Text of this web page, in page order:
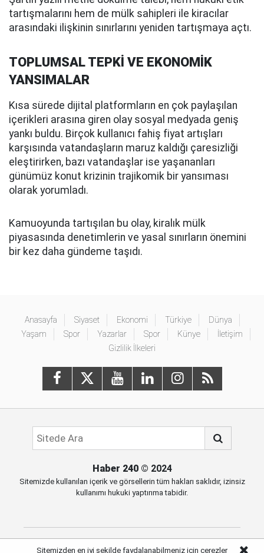
tartışmalarını hem de mülk sahipleri ile kiracılar
arasındaki ilişkinin sınırlarını yeniden tartışmaya açtı.
TOPLUMSAL TEPKİ VE EKONOMİK
YANSIMALAR
Kısa sürede dijital platformların en çok paylaşılan
içerikleri arasına giren olay sosyal medyada geniş
yankı buldu. Birçok kullanıcı fahiş fiyat artışları
karşısında vatandaşların maruz kaldığı çaresizliği
eleştirirken, bazı vatandaşlar ise yaşananları
günümüz konut krizinin trajikomik bir yansıması
olarak yorumladı.
Kamuoyunda tartışılan bu olay, kiralık mülk
piyasasında denetimlerin ve yasal sınırların önemini
bir kez daha gündeme taşıdı.
Anasayfa Siyaset Ekonomi Türkiye
Dünya
Yaşam
Spor Yazarlar Spor Künye
İletişim
Gizlilik İlkeleri
Haber 240© 2024
Sitemizde kullanılan içerik ve görsellerin tüm hakları saklıdır, izinsiz
kullanımı hukuki yaptırıma tabidir.
Sitemizden en iyi şekilde faydalanabilmeniz için çerezler